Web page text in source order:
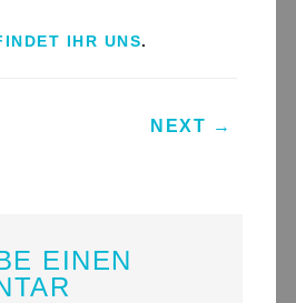
IHR UNS.
NEXT →
EINEN